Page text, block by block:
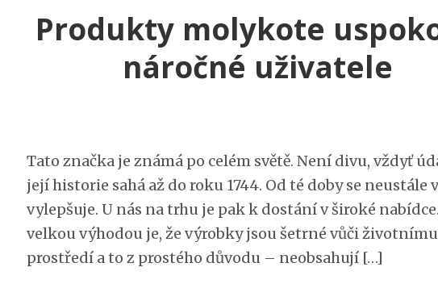
Produkty molykote
náročné uživatele
Tato značka je známá po celém světě. Není divu, vždyť
její historie sahá až do roku 1744. Od té doby se neustále
vylepšuje. U nás na trhu je pak k dostání v široké
velkou výhodou je, že výrobky jsou šetrné vůči životnímu
prostředí a to z prostého důvodu – neobsahují […]